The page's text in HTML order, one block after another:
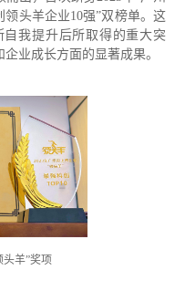
领头羊企业10强”双榜单。这
我提升后所取得的重大突
业成长方面的显著成果。
头羊”奖项